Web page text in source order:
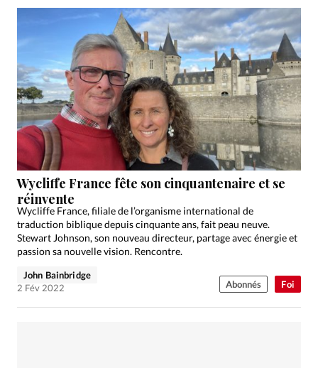
Foi
Wycliffe France fête son cinquantenaire et se
réinvente
Wycliffe France, filiale de l’organisme international de
traduction biblique depuis cinquante ans, fait peau neuve.
Stewart Johnson, son nouveau directeur, partage avec énergie et
passion sa nouvelle vision. Rencontre.
John Bainbridge
2 Fév 2022
Abonnés